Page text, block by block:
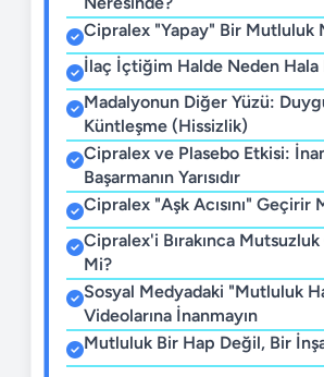
Cipralex "Yapay" Bir Mutluluk
İlaç İçtiğim Halde Neden Hala
Madalyonun Diğer Yüzü:
Küntleşme (Hissizlik)
Cipralex ve Plasebo Etkisi:
Başarmanın Yarısıdır
Cipralex "Aşk Acısını" Geçirir
Cipralex'i Bırakınca
Mi?
Sosyal Medyadaki "Mutluluk
Videolarına İnanmayın
Mutluluk Bir Hap Değil, Bir